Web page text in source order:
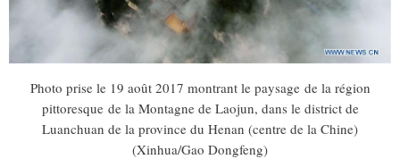
DOSSIERS
Photo prise le 19 août 2017 montrant le paysage de la région
pittoresque de la Montagne de Laojun, dans le district de
Luanchuan de la province du Henan (centre de la Chine)
(Xinhua/Gao Dongfeng)